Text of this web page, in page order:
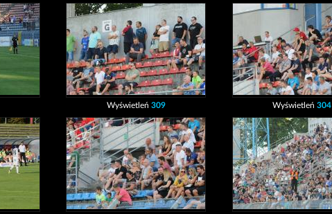
Wyświetleń 309 Wyświetleń304